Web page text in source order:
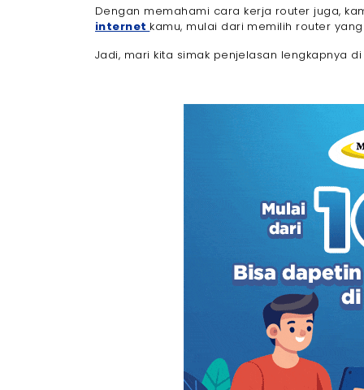
- 6. Menggunakan NAT (Network Address
- 7. Menghubungkan Jaringan dengan
Jenis-Jenis Router
- 1. Jenis-Jenis Router Berdasarkan
- b. Router Nirkabel (Wireless Router)
- 2. Jenis-Jenis Router Berdasarkan
- 3. Jenis-Jenis Router Berdasarkan
- 4. Jenis-Jenis Router Berdasarkan
- c. Router PC
Kekurangan dan Kelebihan Router
Dengan memahami cara kerja router juga,
internet kamu, mulai dari memilih router
Jadi, mari kita simak penjelasan lengkapnya di